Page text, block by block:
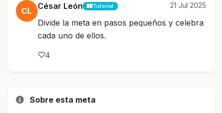
CL César León Tutorial 21 Jul 2025
Divide la meta en pasos pequeños y celebra
cada uno de ellos.
4
Sobre esta meta